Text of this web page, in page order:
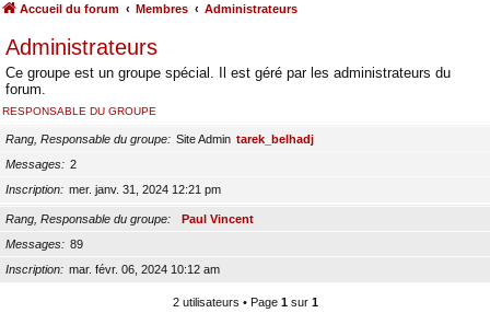
Accueil du forum Membres Administrateurs
Administrateurs
Ce groupe est un groupe spécial. Il est géré par les administrateurs du
forum.
RESPONSABLE DU GROUPE
Rang, Responsable du groupe Site Admin tarek_belhadj
Messages
2
Inscription
mer. janv. 31, 2024 12:21 pm
Rang, Responsable du groupe
Paul Vincent
Messages
89
Inscription
mar. févr. 06, 2024 10:12 am
2 utilisateurs • Page 1sur 1